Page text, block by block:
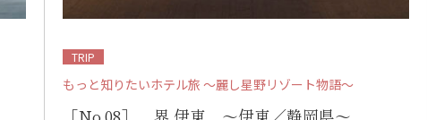
TRIP
もっと知りたいホテル旅 ～麗し星野リゾート物語～